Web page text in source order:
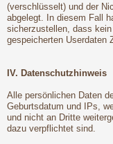
(verschlüsselt) und der
abgelegt. In diesem Fall
sicherzustellen, dass
gespeicherten Userdaten
IV. Datenschutzhinweis
Alle persönlichen Daten
Geburtsdatum und IPs,
und nicht an Dritte
dazu verpflichtet sind.